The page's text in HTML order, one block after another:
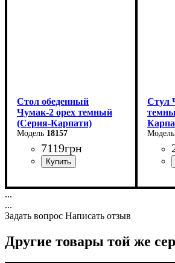
Cтол обеденный
Чумак-2 орех темный
(Серия-Карпати)
18157
7119грн
Длина: 80 (+30) см
Ширина: 80 см
Cтул
...
...
Задать вопрос Написать отзыв
Другие товары той же